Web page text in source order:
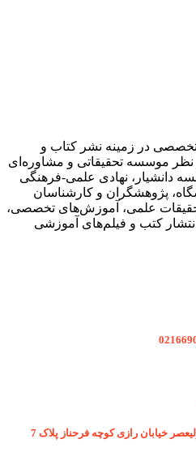
تخصصی در زمینه نشر کتاب و
نظر موسسه تحقیقاتی و مشاوره‌ای
دانشیار، نهادی علمی-فرهنگی
پژوهشگران و کارشناسان
علمی، آموزش‌های تخصصی،
کتب و فیلم‌های آموزشی
خیابان رازی کوچه فرحناز پلاک 7